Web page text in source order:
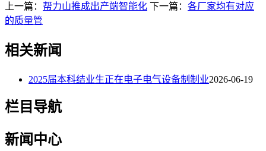
上一篇： 帮力山推成出产端智能化 下一篇： 各厂家均有对应
的质量管
相关新闻
2025届本科结业生正在电子电气设备制制业2026-06-19
栏目导航
新闻中心